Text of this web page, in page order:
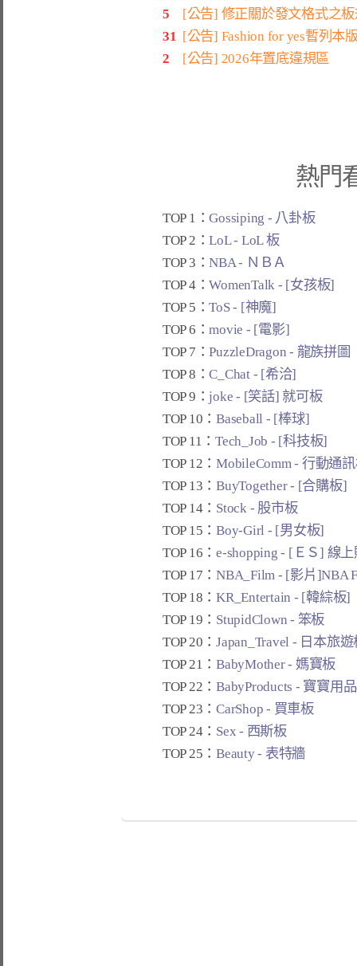
5
[公告] 修正關於發文格式之
31 [公告] Fashion for yes暫列本
2
[公告] 2026年置底違規區
熱門
TOP 1：Gossiping - 八卦板
TOP 2：LoL - LoL 板
TOP 3：NBA - ＮＢＡ
TOP 4：WomenTalk - [女孩板]
TOP 5：ToS - [神魔]
TOP 6：movie - [電影]
TOP 7：PuzzleDragon - 龍族拼圖
TOP 8：C_Chat - [希洽]
TOP 9：joke - [笑話] 就可板
TOP 10：Baseball - [棒球]
TOP 11：Tech_Job - [科技板]
TOP 12：MobileComm - 行動通
TOP 13：BuyTogether - [合購板]
TOP 14： Stock - 股市板
TOP 15：Boy-Girl - [男女板]
TOP 16：e-shopping - [ＥＳ] 線
TOP 17：NBA_Film - [影片]NBA
TOP 18：KR_Entertain - [韓綜板]
TOP 19： StupidClown - 笨板
TOP 20：Japan_Travel - 日本旅遊
TOP 21：BabyMother - 媽寶板
TOP 22：BabyProducts - 寶寶用
TOP 23：CarShop - 買車板
TOP 24： Sex - 西斯板
TOP 25：Beauty - 表特牆